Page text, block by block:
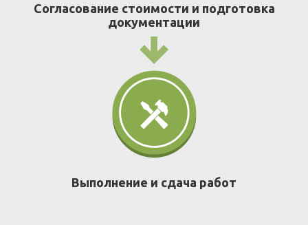
Согласование стоимости и подготовка
документации
Выполнение и сдача работ